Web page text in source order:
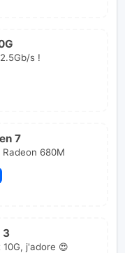
s !
7
680M
3
j'adore 😍